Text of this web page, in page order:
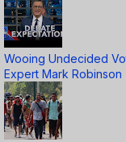
Wooing Undecided
Expert Mark Robinson